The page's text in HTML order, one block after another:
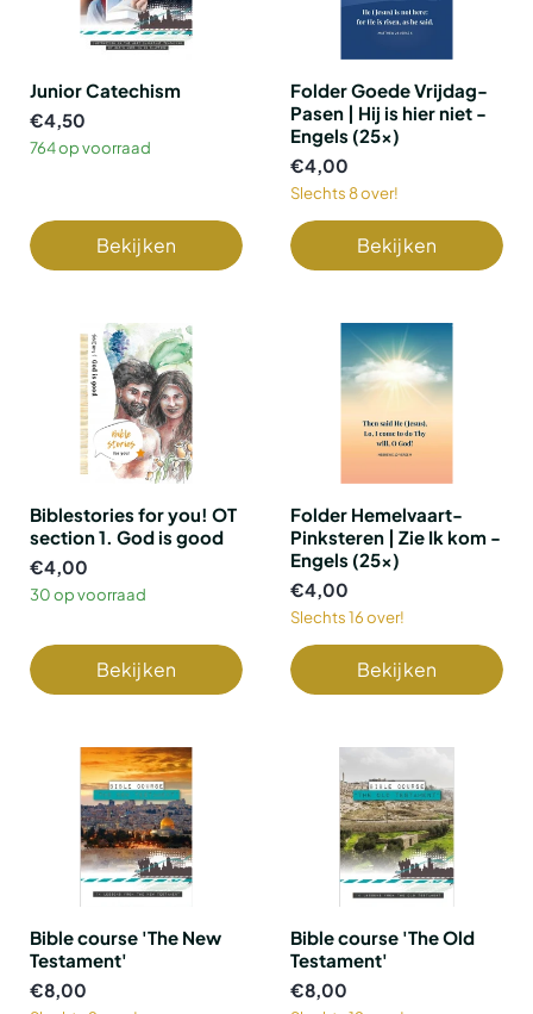
Junior Catechism
€4,50
764 op voorraad
Bekijken
Folder Goede Vrijdag-
Pasen | Hij is hier niet -
Engels (25x)
€4,00
Slechts 8 over!
Bekijken
Biblestories for you! OT
section 1. God is good
€4,00
30 op voorraad
Bekijken
Folder Hemelvaart-
Pinksteren | Zie Ik kom -
Engels (25x)
€4,00
Slechts 16 over!
Bekijken
Bible course 'The New
Testament'
€8,00
Bible course 'The Old
Testament'
€8,00